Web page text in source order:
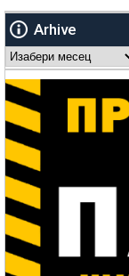
Arhive
Arhive